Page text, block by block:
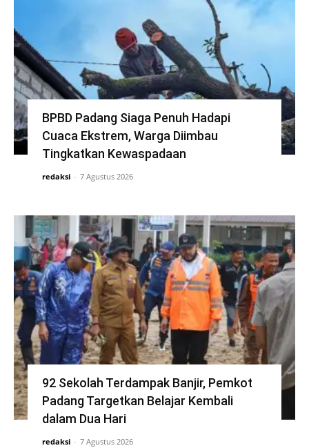
BPBD Padang Siaga Penuh Hadapi
Cuaca Ekstrem, Warga Diimbau
Tingkatkan Kewaspadaan
redaksi - 7 Agustus 2026
92 Sekolah Terdampak Banjir, Pemkot
Padang Targetkan Belajar Kembali
dalam Dua Hari
redaksi - 7 Agustus 2026